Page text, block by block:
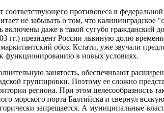
противовеса в
не забывать о том, что
даже в такой сугубо гражданский
гг.) президент России львиную долю
обоз. Кстати, уже звучали
функционированию в новых условиях.
занятость, обеспечивают
группировки. Поэтому ее сложно
региона. При этом целесообразность
морского порта Балтийска и свернул
запрещается. А муниципальные